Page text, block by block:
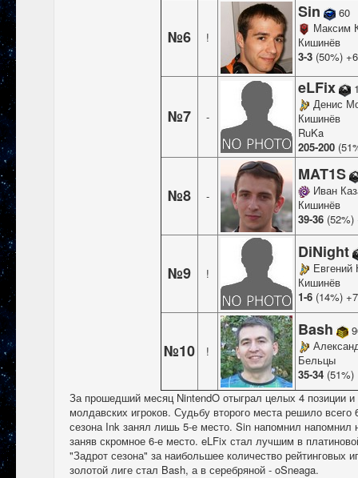
№6 !
Sin
60
Максим
Кишинёв
3-3 (50%) +6
№7 -
eLFix
Денис
Кишинёв
RuKa
205-200
№8 -
MAT1S
Иван
Кишинёв
39-36 (52%)
№9 !
DiNight
Кишинёв
1-6 (14%) +7
№10 !
Bash
Бельцы
35-34 (51%)
За прошедший месяц NintendO отыграл целых 4 позиции
молдавских игроков. Судьбу второго места решило
сезона Ink занял лишь 5-е место. Sin напомнил
заняв скромное 6-е место. eLFix стал лучшим в
"Задрот сезона" за наибольшее количество рейтинговых
золотой лиге стал Bash, а в серебряной - oSneaga.